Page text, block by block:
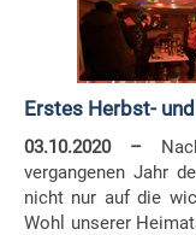
Erstes Herbst-
03.10.2020 –
vergangenen Jahr
nicht nur auf die
Wohl unserer